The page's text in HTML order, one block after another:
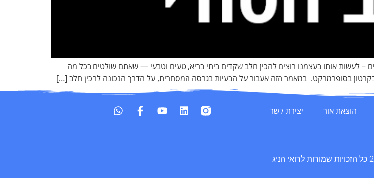
– לעשות אותו בעצמנו רוצים להכין חלב שקדים ביתי בריא, טעים וטבעי — שאתם שולטים בכל מה
בסופרמרקט. במאמר הזה אעבור על הבעיות בגרסה המסחרית, על הדרך הנכונה להכין חלב […]
הוצאת אור יצירת קשר